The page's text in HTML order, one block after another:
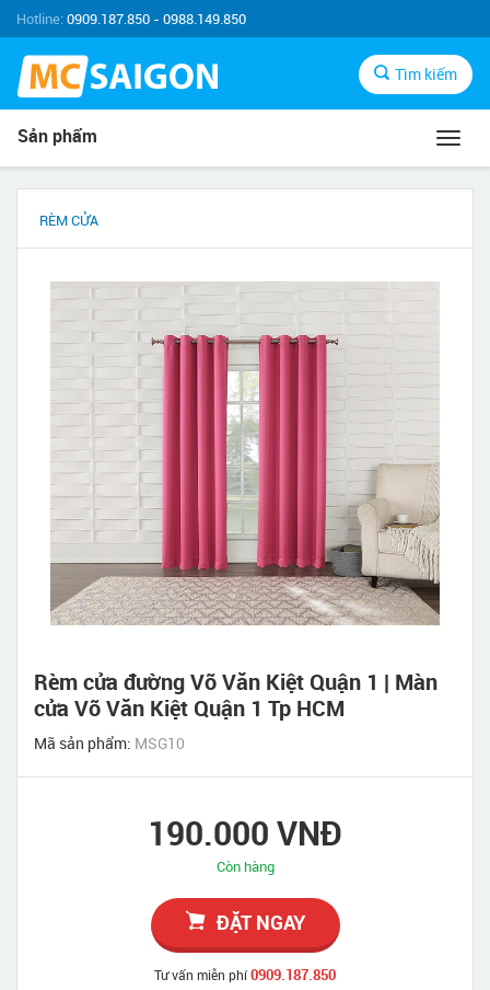
Hotline:0909.187.850 - 0988.149.850
Tìm kiếm
Sản phẩm
RÈM CỬA
Rèm cửa đường Võ Văn Kiệt Quận 1 | Màn
cửa Võ Văn Kiệt Quận 1 Tp HCM
Mã sản phẩm: MSG10
190.000 VNĐ
Còn hàng
ĐẶT NGAY
Tư vấn miễn phí0909.187.850